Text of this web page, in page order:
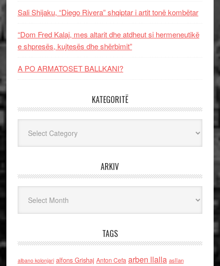
Sali Shijaku, “Diego Rivera” shqiptar i artit tonë kombëtar
“Dom Fred Kalaj, mes altarit dhe atdheut si hermeneutikë
e shpresës, kujtesës dhe shërbimit”
A PO ARMATOSET BALLKANI?
KATEGORITË
ARKIV
TAGS
albano kolonjari alfons Grishaj Anton Cefa arben llalla asllan